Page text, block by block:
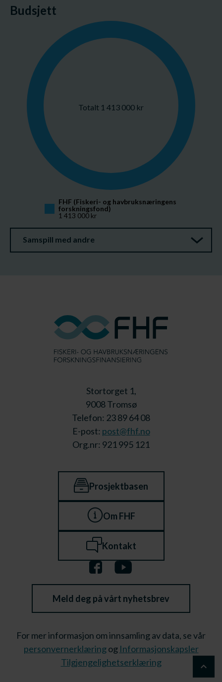
Budsjett
Totalt 1 413 000 kr
FHF (Fiskeri- og havbruksnæringens
forskningsfond)
1 413 000 kr
Samspill med andre
Stortorget 1,
9008 Tromsø
Telefon: 23 89 64 08
E-post: post@fhf.no
Org.nr: 921 995 121
Prosjektbasen
Om FHF
Kontakt
Meld deg på vårt nyhetsbrev
For mer informasjon om innsamling av data, se vår
personvernerklæringog Informasjonskapsler
Tilgjengelighetserklæring
keyboard_arrow_up